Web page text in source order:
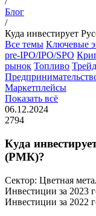
Блог
/
Куда инвестирует
Все темы Ключевые
pre-IPO/IPO/SPO
рынок Топливо
Маркетплейсы
Показать всё
06.12.2024
2794
Куда
(РМК)?
Сектор: Цветная
Инвестиции за 2023
Инвестиции за 2022